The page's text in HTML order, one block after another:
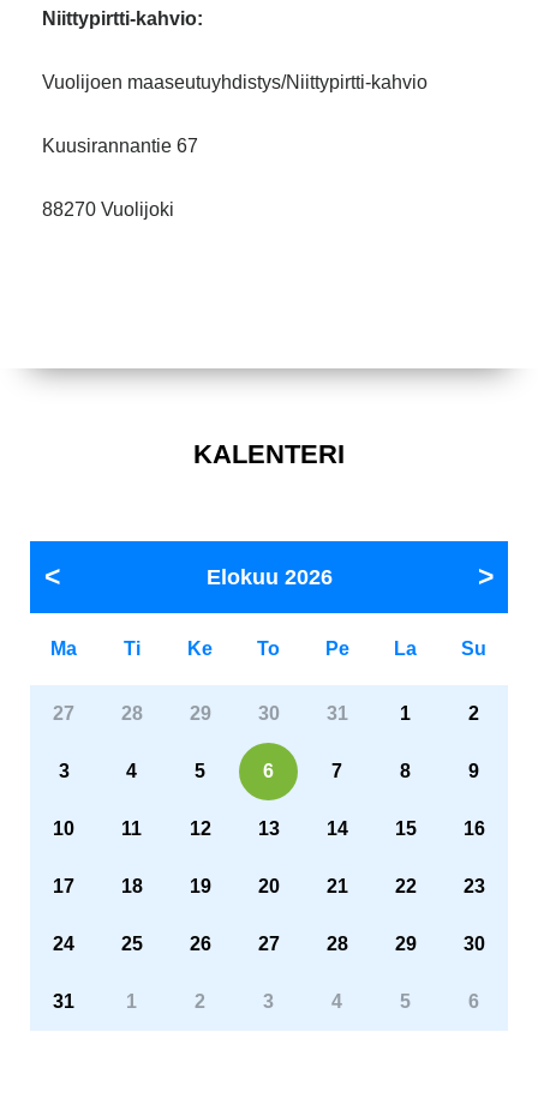
Niittypirtti-kahvio:
Vuolijoen maaseutuyhdistys/Niittypirtti-kahvio
Kuusirannantie 67
88270 Vuolijoki
KALENTERI
Elokuu 2026
Ma Ti Ke To Pe La Su
27 28 29 30 31 1 2
3 4 5 6 7 8 9
10 11 12 13 14 15 16
17 18 19 20 21 22 23
24 25 26 27 28 29 30
31 1 2 3 4 5 6